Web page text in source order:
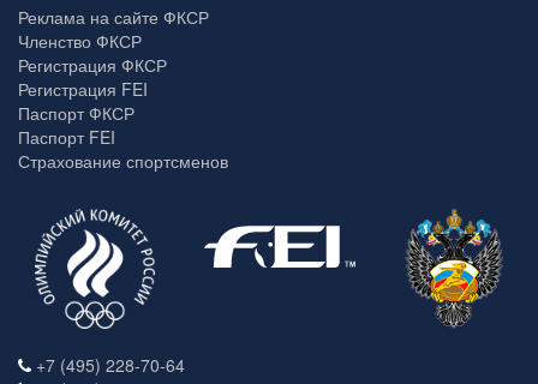
Реклама на сайте ФКСР
Членство ФКСР
Регистрация ФКСР
Регистрация FEI
Паспорт ФКСР
Паспорт FEI
Страхование спортсменов
+7 (495) 228-70-64